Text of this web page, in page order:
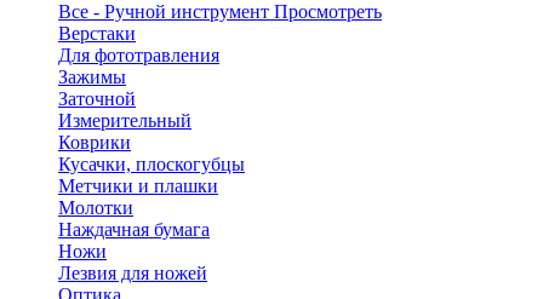
Все - Ручной инструмент Просмотреть
Верстаки
Для фототравления
Зажимы
Заточной
Измерительный
Коврики
Кусачки, плоскогубцы
Метчики и плашки
Молотки
Наждачная бумага
Ножи
Лезвия для ножей
Оптика